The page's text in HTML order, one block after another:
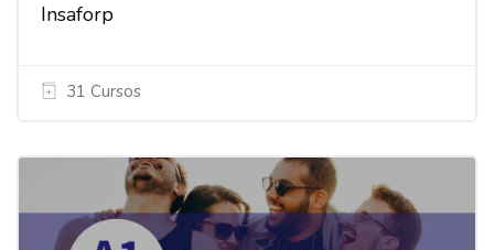
Insaforp
31 Cursos